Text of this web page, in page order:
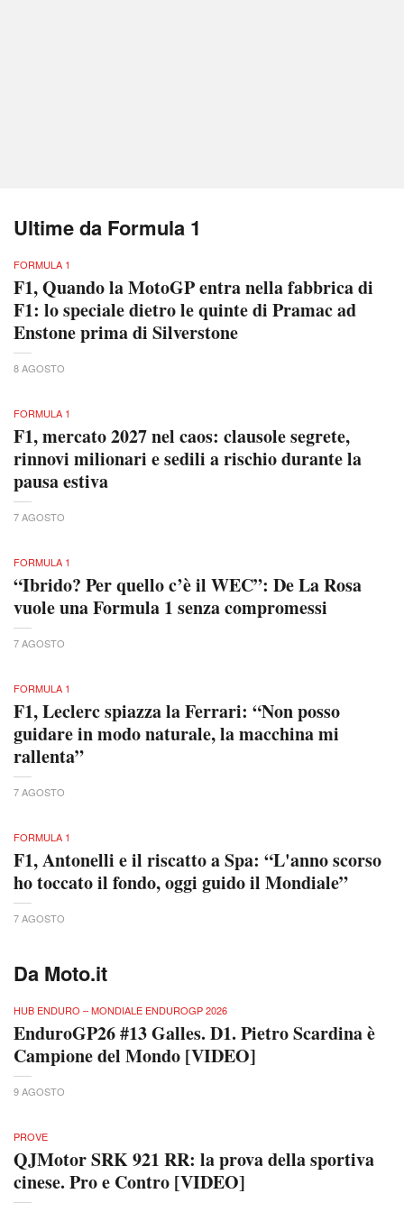
Ultime da Formula 1
FORMULA 1
F1, Quando la MotoGP entra nella fabbrica di
F1: lo speciale dietro le quinte di Pramac ad
Enstone prima di Silverstone
8 AGOSTO
FORMULA 1
F1, mercato 2027 nel caos: clausole segrete,
rinnovi milionari e sedili a rischio durante la
pausa estiva
7 AGOSTO
FORMULA 1
“Ibrido? Per quello c’è il WEC”: De La Rosa
vuole una Formula 1 senza compromessi
7 AGOSTO
FORMULA 1
F1, Leclerc spiazza la Ferrari: “Non posso
guidare in modo naturale, la macchina mi
rallenta”
7 AGOSTO
FORMULA 1
F1, Antonelli e il riscatto a Spa: “L'anno scorso
ho toccato il fondo, oggi guido il Mondiale”
7 AGOSTO
Da Moto.it
HUB ENDURO – MONDIALE ENDUROGP 2026
EnduroGP26 #13 Galles. D1. Pietro Scardina è
Campione del Mondo [VIDEO]
9 AGOSTO
PROVE
QJMotor SRK 921 RR: la prova della sportiva
cinese. Pro e Contro [VIDEO]